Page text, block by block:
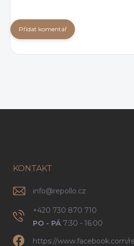
Přidat komentář
KONTAKT
info@repollo.cz
+420 730 870 710
PO - PÁ 7:30 - 16:00
https://www.facebook.com/